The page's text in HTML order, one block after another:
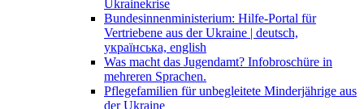
Ukrainekrise
Bundesinnenministerium: Hilfe-Portal für
Vertriebene aus der Ukraine | deutsch,
українська, english
Was macht das Jugendamt? Infobroschüre in
mehreren Sprachen.
Pflegefamilien für unbegleitete Minderjährige aus
der Ukraine